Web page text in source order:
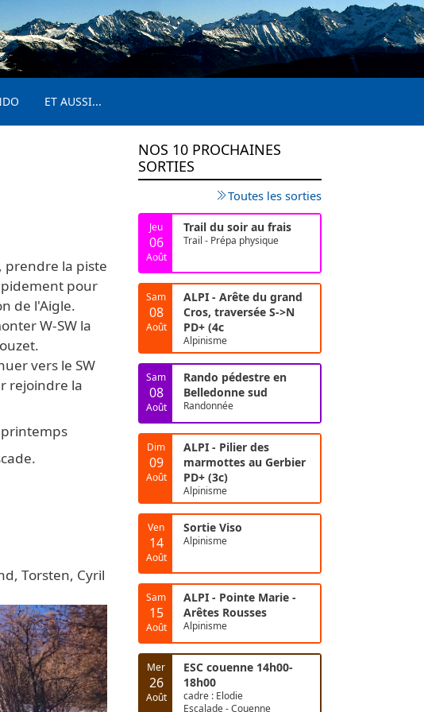
ET AUSSI...
prendre la piste
pour
de l'Aigle.
W-SW la
vers le SW
rejoindre la
printemps
Torsten, Cyril
NOS 10 PROCHAINES
SORTIES
Toutes les sorties
Jeu
06
Août
Trail du soir au frais
Trail - Prépa physique
Sam
08
Août
ALPI - Arête du grand
Cros, traversée S->N
PD+ (4c
Alpinisme
Sam
08
Août
Rando pédestre en
Belledonne sud
Randonnée
Dim
09
Août
ALPI - Pilier des
marmottes au Gerbier
PD+ (3c)
Alpinisme
Ven
14
Août
Sortie Viso
Alpinisme
Sam
15
Août
ALPI - Pointe Marie -
Arêtes Rousses
Alpinisme
Mer
26
Août
ESC couenne 14h00-
18h00
cadre : Elodie
Escalade - Couenne